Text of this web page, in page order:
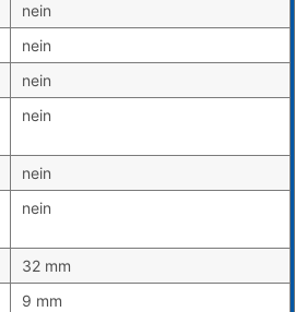
nein
nein
nein
nein
nein
nein
32 mm
9 mm